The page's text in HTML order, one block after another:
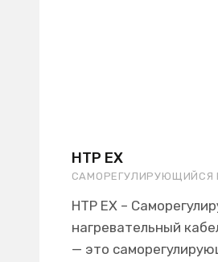
HTP EX
САМОРЕГУЛИРУЮЩИЙСЯ
HTP EX –
нагревательный
— это